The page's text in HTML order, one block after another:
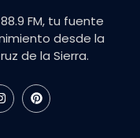
FM, tu fuente
desde la
de la Sierra.